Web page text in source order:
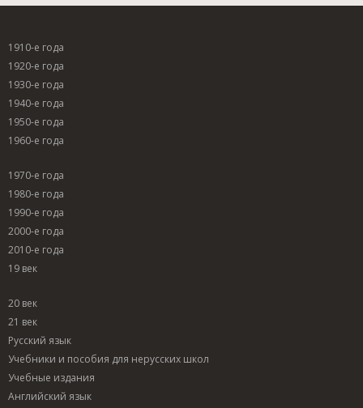
1910-е года
1920-е года
1930-е года
1940-е года
1950-е года
1960-е года
1970-е года
1980-е года
1990-е года
2000-е года
2010-е года
19 век
20 век
21 век
Русский язык
Учебники и пособия для нерусских школ
Учебные издания
Английский язык